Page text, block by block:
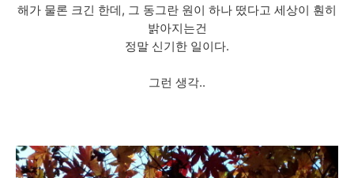
해가 물론 크긴 한데, 그 동그란 원이 하나 떴다고 세상이 훤히
밝아지는건
정말 신기한 일이다.
그런 생각..